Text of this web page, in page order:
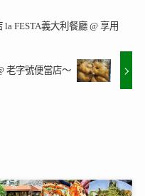
FESTA義大利餐廳 @ 享用
老字號便當店～